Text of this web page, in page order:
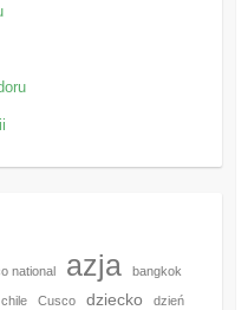
national azja bangkok
chile Cusco dziecko dzień